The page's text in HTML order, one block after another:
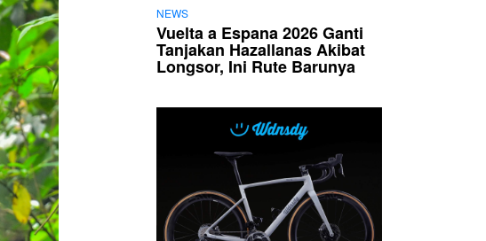
NEWS
Vuelta a Espana 2026 Ganti
Tanjakan Hazallanas Akibat
Longsor, Ini Rute Barunya